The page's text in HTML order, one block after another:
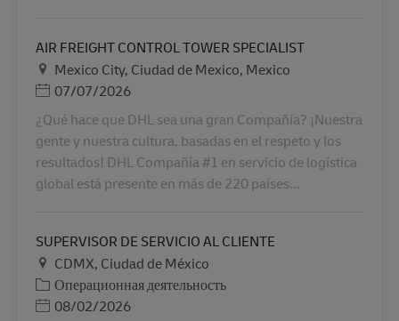
AIR FREIGHT CONTROL TOWER SPECIALIST
Местоположение
Mexico City, Ciudad de Mexico, Mexico
Дата публикации
07/07/2026
¿Qué hace que DHL sea una gran Compañía? ¡Nuestra
gente y nuestra cultura, basadas en el respeto y los
resultados! DHL Compañía #1 en servicio de logística
global está presente en más de 220 países...
SUPERVISOR DE SERVICIO AL CLIENTE
Местоположение
CDMX, Ciudad de México
Категория
Операционная деятельность
Дата публикации
08/02/2026